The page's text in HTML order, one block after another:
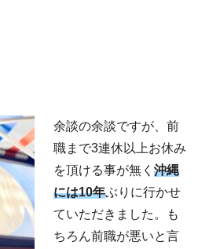
余談の余談ですが、前
職まで3連休以上お休み
を頂ける事が無く 沖縄
には10年ぶりに行かせ
ていただきました。も
ちろん前職が悪いと言